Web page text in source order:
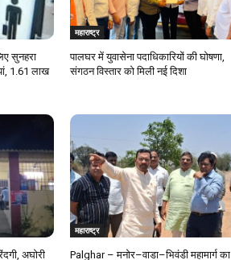
सुनहरा
₹1.61 लाख
महाराष्ट्र
पालघर में युवासेना पदाधिकारियों की घोषणा,
संगठन विस्तार को मिली नई दिशा
अघोरी
महाराष्ट्र
Palghar – मनोर–वाडा–भिवंडी महामार्ग का